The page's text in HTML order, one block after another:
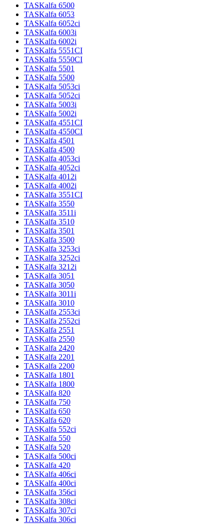
TASKalfa 6500
TASKalfa 6053
TASKalfa 6052ci
TASKalfa 6003i
TASKalfa 6002i
TASKalfa 5551CI
TASKalfa 5550CI
TASKalfa 5501
TASKalfa 5500
TASKalfa 5053ci
TASKalfa 5052ci
TASKalfa 5003i
TASKalfa 5002i
TASKalfa 4551CI
TASKalfa 4550CI
TASKalfa 4501
TASKalfa 4500
TASKalfa 4053ci
TASKalfa 4052ci
TASKalfa 4012i
TASKalfa 4002i
TASKalfa 3551CI
TASKalfa 3550
TASKalfa 3511i
TASKalfa 3510
TASKalfa 3501
TASKalfa 3500
TASKalfa 3253ci
TASKalfa 3252ci
TASKalfa 3212i
TASKalfa 3051
TASKalfa 3050
TASKalfa 3011i
TASKalfa 3010
TASKalfa 2553ci
TASKalfa 2552ci
TASKalfa 2551
TASKalfa 2550
TASKalfa 2420
TASKalfa 2201
TASKalfa 2200
TASKalfa 1801
TASKalfa 1800
TASKalfa 820
TASKalfa 750
TASKalfa 650
TASKalfa 620
TASKalfa 552ci
TASKalfa 550
TASKalfa 520
TASKalfa 500ci
TASKalfa 420
TASKalfa 406ci
TASKalfa 400ci
TASKalfa 356ci
TASKalfa 308ci
TASKalfa 307ci
TASKalfa 306ci